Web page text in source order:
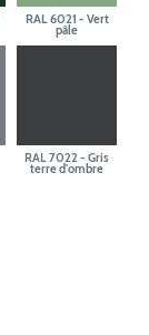
RAL 6021 - Vert
pâle
RAL 7022 - Gris
terre d'ombre